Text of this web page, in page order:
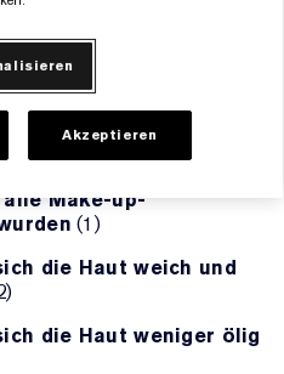
regenerierende Gel
leichten, weichen
und gründlich reinigt.
alle Make-up-
(1)
die Haut weich und
die Haut weniger ölig
Akzeptieren